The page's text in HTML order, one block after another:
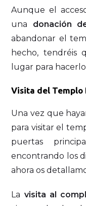
Aunque el
una donación
abandonar el
hecho, tendréis
lugar para
Visita del Templo
Una vez que
para visitar el
puertas
encontrando los
ahora os
La visita al